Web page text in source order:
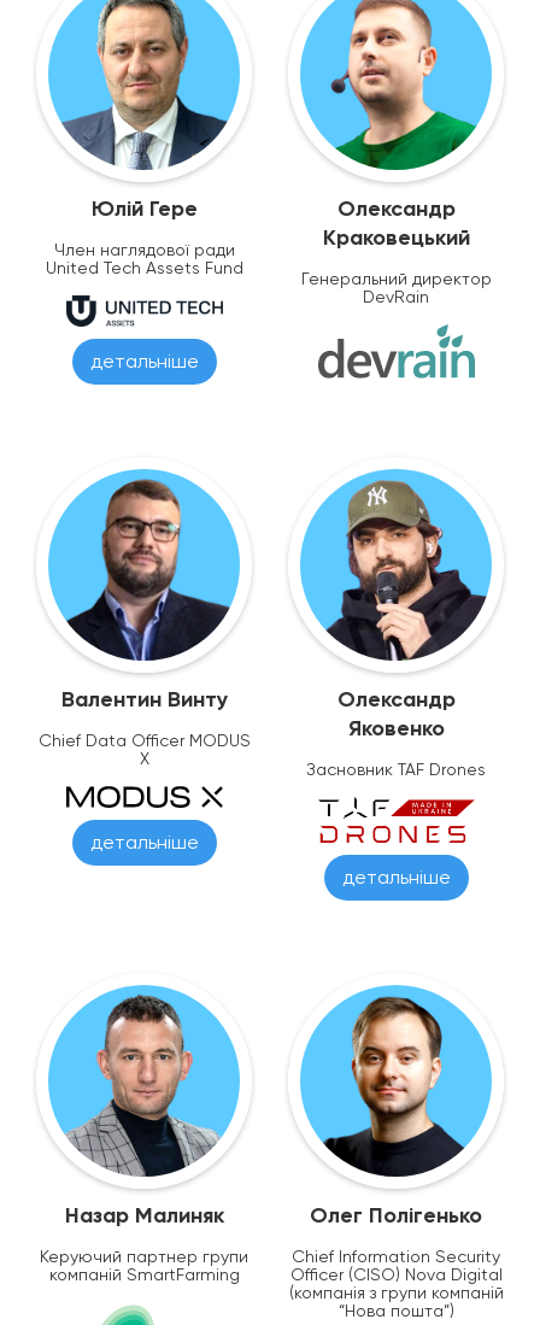
Юлій Гере
Член наглядової ради
United Tech Assets Fund
детальніше
Олександр
Краковецький
Генеральний директор
DevRain
Валентин Винту
Chief Data Officer MODUS
X
детальніше
Олександр
Яковенко
Засновник TAF Drones
детальніше
Назар Малиняк
Керуючий партнер групи
компаній SmartFarming
Олег Полігенько
Chief Information Security
Officer (CISO) Nova Digital
(компанія з групи компаній
“Нова пошта”)